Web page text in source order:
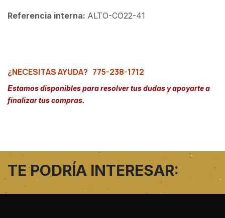
Referencia interna: ALTO-CO22-41
¿NECESITAS AYUDA? 775-238-1712
Estamos disponibles para resolver tus dudas y apoyarte a
finalizar tus compras.
TE PODRÍA INTERESAR: